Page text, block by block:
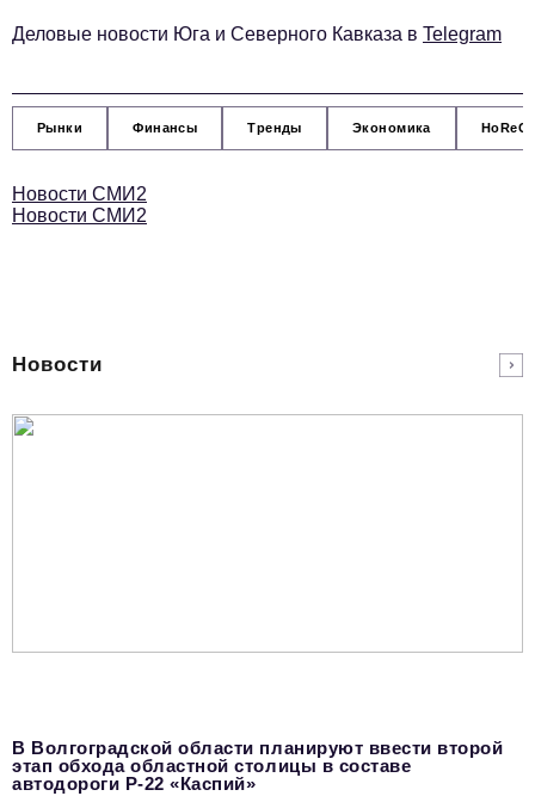
Деловые новости Юга и Северного Кавказа в Telegram
Рынки Финансы Тренды Экономика HoReCa
Новости СМИ2
Новости СМИ2
Новости
В Волгоградской области планируют ввести второй
этап обхода областной столицы в составе
автодороги Р-22 «Каспий»